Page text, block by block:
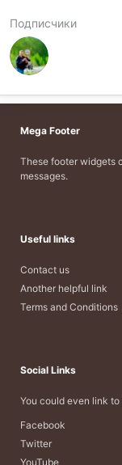
Подписчики
Mega Footer
These footer widgets
messages.
Useful links
Contact us
Another helpful link
Terms and Conditions
Social Links
You could even link
Facebook
Twitter
YouTube